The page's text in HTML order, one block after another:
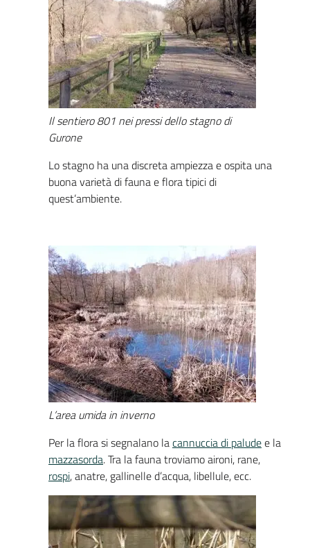
Il sentiero 801 nei pressi dello stagno di
Gurone
Lo stagno ha una discreta ampiezza e ospita una
buona varietà di fauna e flora tipici di
quest’ambiente.
L’area umida in inverno
Per la flora si segnalano lacannuccia di paludee la
mazzasorda. Tra la fauna troviamo aironi, rane,
rospi, anatre, gallinelle d’acqua, libellule, ecc.